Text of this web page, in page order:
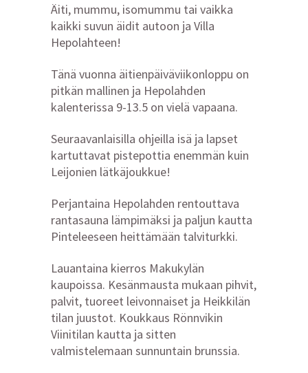
Äiti, mummu, isomummu tai vaikka
kaikki suvun äidit autoon ja Villa
Hepolahteen!
Tänä vuonna äitienpäiväviikonloppu on
pitkän mallinen ja Hepolahden
kalenterissa 9-13.5 on vielä vapaana.
Seuraavanlaisilla ohjeilla isä ja lapset
kartuttavat pistepottia enemmän kuin
Leijonien lätkäjoukkue!
Perjantaina Hepolahden rentouttava
rantasauna lämpimäksi ja paljun kautta
Pinteleeseen heittämään talviturkki.
Lauantaina kierros Makukylän
kaupoissa. Kesänmausta mukaan pihvit,
palvit, tuoreet leivonnaiset ja Heikkilän
tilan juustot. Koukkaus Rönnvikin
Viinitilan kautta ja sitten
valmistelemaan sunnuntain brunssia.